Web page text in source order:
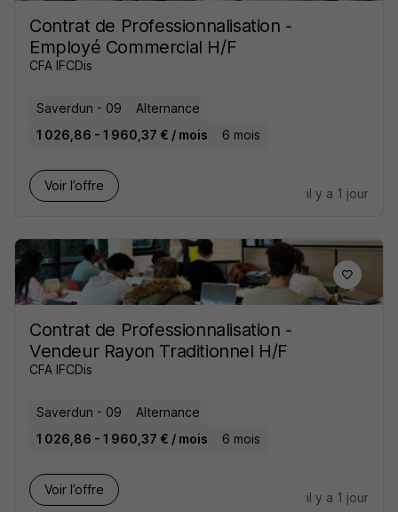
Contrat de Professionnalisation -
Employé Commercial H/F
CFA IFCDis
Saverdun - 09
Alternance
1 026,86 - 1 960,37 € / mois
6 mois
Voir l’offre
il y a 1 jour
Contrat de Professionnalisation -
Vendeur Rayon Traditionnel H/F
CFA IFCDis
Saverdun - 09
Alternance
1 026,86 - 1 960,37 € / mois
6 mois
Voir l’offre
il y a 1 jour